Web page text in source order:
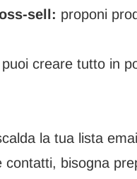
sell: proponi
puoi creare tutto in
la tua lista
bisogna